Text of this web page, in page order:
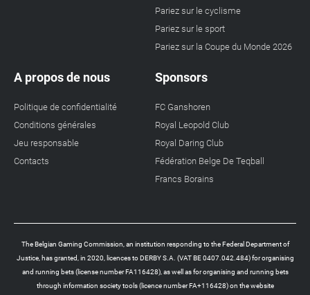
Pariez sur le cyclisme
Pariez sur le sport
Pariez sur la Coupe du Monde 2026
A propos de nous
Politique de confidentialité
Conditions générales
Jeu responsable
Contacts
Sponsors
FC Ganshoren
Royal Leopold Club
Royal Daring Club
Fédération Belge De Teqball
Francs Borains
The Belgian Gaming Commission, an institution responding to the Federal Department of
Justice, has granted, in 2020, licences to DERBY S.A. (VAT BE 0407.042.484) for organising
and running bets (license number FA116428), as well as for organising and running bets
through information society tools (licence number FA+116428) on the website